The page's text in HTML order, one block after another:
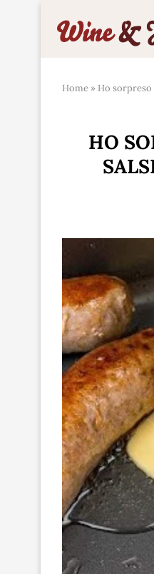
Home » Ho
HO